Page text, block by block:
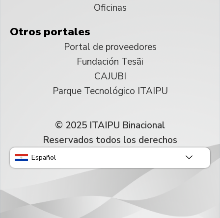
Oficinas
Otros portales
Portal de proveedores
Fundación Tesãi
CAJUBI
Parque Tecnológico ITAIPU
© 2025 ITAIPU Binacional
Reservados todos los derechos
Español